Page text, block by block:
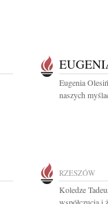
Eugenia
naszych
RZESZÓW
Koledze